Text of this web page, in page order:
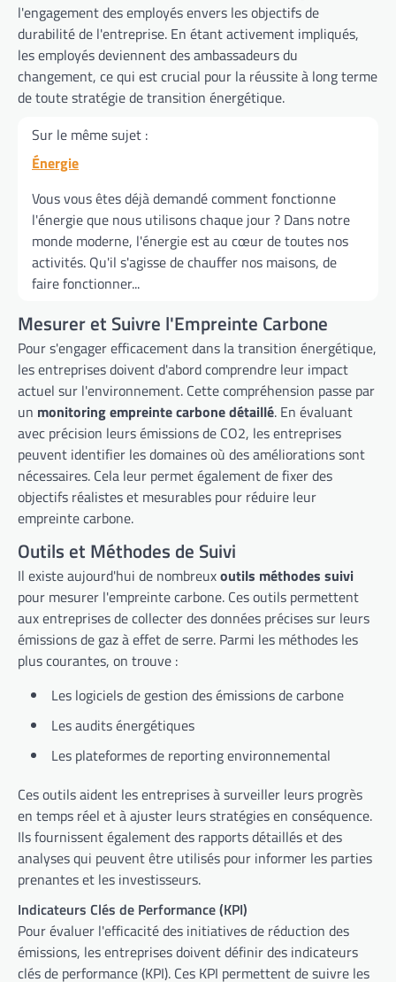
l'engagement des employés envers les objectifs de
durabilité de l'entreprise. En étant activement impliqués,
les employés deviennent des ambassadeurs du
changement, ce qui est crucial pour la réussite à long terme
de toute stratégie de transition énergétique.
Sur le même sujet :
Énergie
Vous vous êtes déjà demandé comment fonctionne
l'énergie que nous utilisons chaque jour ? Dans notre
monde moderne, l'énergie est au cœur de toutes nos
activités. Qu'il s'agisse de chauffer nos maisons, de
faire fonctionner...
Mesurer et Suivre l'Empreinte Carbone
Pour s'engager efficacement dans la transition énergétique,
les entreprises doivent d'abord comprendre leur impact
actuel sur l'environnement. Cette compréhension passe par
un monitoring empreinte carbone détaillé. En évaluant
avec précision leurs émissions de CO2, les entreprises
peuvent identifier les domaines où des améliorations sont
nécessaires. Cela leur permet également de fixer des
objectifs réalistes et mesurables pour réduire leur
empreinte carbone.
Outils et Méthodes de Suivi
Il existe aujourd'hui de nombreuxoutils méthodes suivi
pour mesurer l'empreinte carbone. Ces outils permettent
aux entreprises de collecter des données précises sur leurs
émissions de gaz à effet de serre. Parmi les méthodes les
plus courantes, on trouve :
Les logiciels de gestion des émissions de carbone
Les audits énergétiques
Les plateformes de reporting environnemental
Ces outils aident les entreprises à surveiller leurs progrès
en temps réel et à ajuster leurs stratégies en conséquence.
Ils fournissent également des rapports détaillés et des
analyses qui peuvent être utilisés pour informer les parties
prenantes et les investisseurs.
Indicateurs Clés de Performance (KPI)
Pour évaluer l'efficacité des initiatives de réduction des
émissions, les entreprises doivent définir des indicateurs
clés de performance (KPI). Ces KPI permettent de suivre les